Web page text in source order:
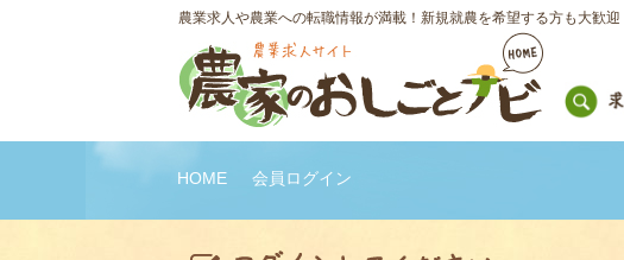
農業求人や農業への転職情報が満載！新規就農を希望する方も大歓迎
HOME 会員ログイン